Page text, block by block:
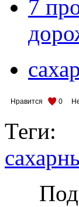
7
Нравится 0
Теги: